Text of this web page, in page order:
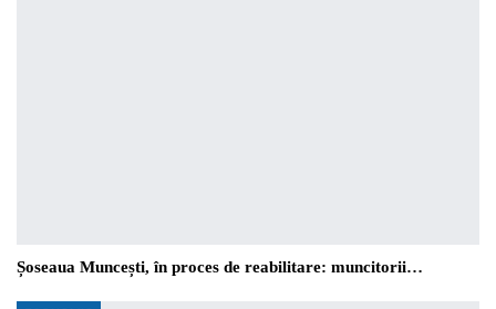
Șoseaua Muncești, în proces de reabilitare: muncitorii…